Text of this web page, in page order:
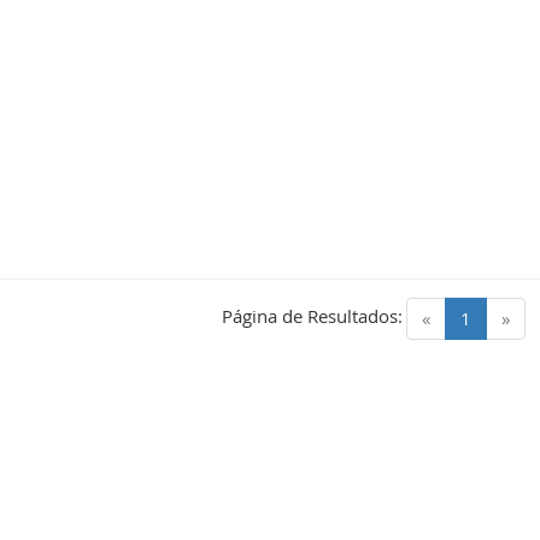
« 1 (current)
»
Página de Resultados: